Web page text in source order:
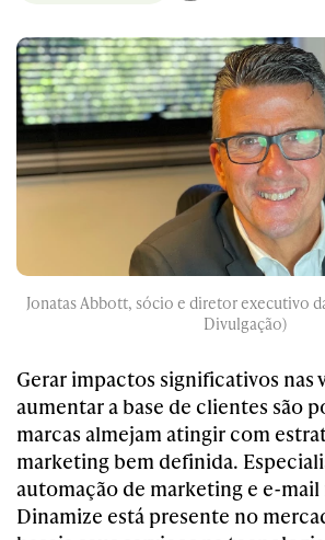
Jonatas Abbott, sócio e diretor executivo
Divulgação)
Gerar impactos significativos nas
aumentar a base de clientes são
marcas almejam atingir com
marketing bem definida.
automação de marketing e e-
Dinamize está presente no